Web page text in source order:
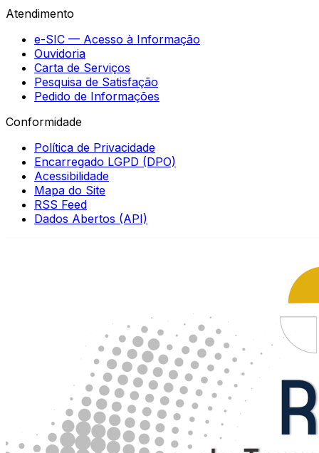
Atendimento
e-SIC — Acesso à Informação
Ouvidoria
Carta de Serviços
Pesquisa de Satisfação
Pedido de Informações
Conformidade
Política de Privacidade
Encarregado LGPD (DPO)
Acessibilidade
Mapa do Site
RSS Feed
Dados Abertos (API)